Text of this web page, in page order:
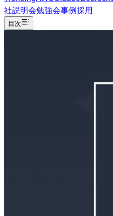
社説明会勉強会事例採用
目次